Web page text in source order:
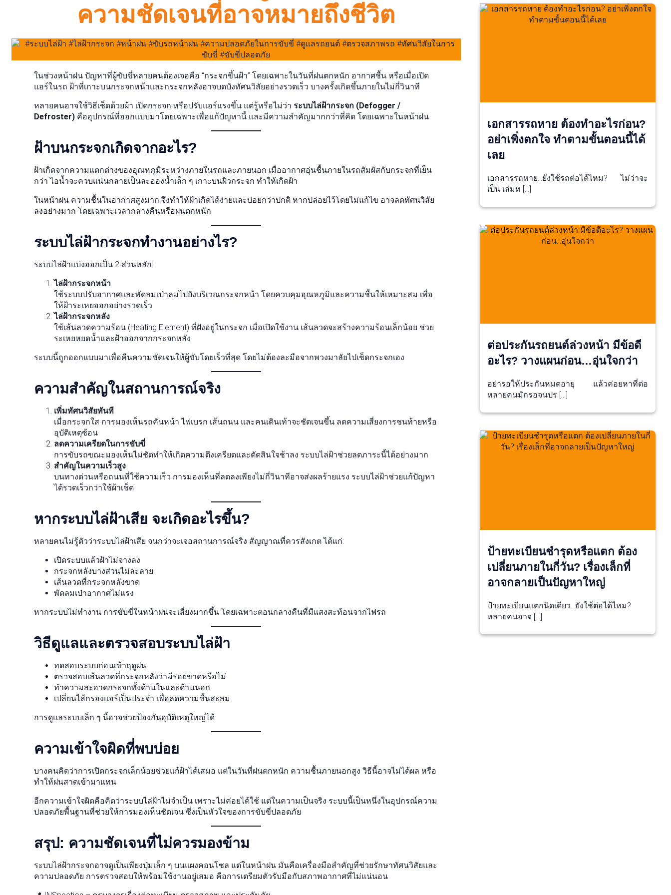
ความชัดเจนที่อาจหมายถึงชีวิต
ในช่วงหน้าฝน ปัญหาที่ผู้ขับขี่หลายคนต้องเจอคือ “กระจกขึ้นฝ้า” โดยเฉพาะในวันที่ฝนตกหนัก อากาศชื้น หรือเมื่อเปิด
แอร์ในรถ ฝ้าที่เกาะบนกระจกหน้าและกระจกหลังอาจบดบังทัศนวิสัยอย่างรวดเร็ว บางครั้งเกิดขึ้นภายในไม่กี่วินาที
หลายคนอาจใช้วิธีเช็ดด้วยผ้า เปิดกระจก หรือปรับแอร์แรงขึ้น แต่รู้หรือไม่ว่า ระบบไล่ฝ้ากระจก (Defogger /
Defroster)คืออุปกรณ์ที่ออกแบบมาโดยเฉพาะเพื่อแก้ปัญหานี้ และมีความสำคัญมากกว่าที่คิด โดยเฉพาะในหน้าฝน
ฝ้าบนกระจกเกิดจากอะไร?
ฝ้าเกิดจากความแตกต่างของอุณหภูมิระหว่างภายในรถและภายนอก เมื่ออากาศอุ่นชื้นภายในรถสัมผัสกับกระจกที่เย็น
กว่า ไอน้ำจะควบแน่นกลายเป็นละอองน้ำเล็ก ๆ เกาะบนผิวกระจก ทำให้เกิดฝ้า
ในหน้าฝน ความชื้นในอากาศสูงมาก จึงทำให้ฝ้าเกิดได้ง่ายและบ่อยกว่าปกติ หากปล่อยไว้โดยไม่แก้ไข อาจลดทัศนวิสัย
ลงอย่างมาก โดยเฉพาะเวลากลางคืนหรือฝนตกหนัก
ระบบไล่ฝ้ากระจกทำงานอย่างไร?
ระบบไล่ฝ้าแบ่งออกเป็น 2 ส่วนหลัก:
ไล่ฝ้ากระจกหน้า
ใช้ระบบปรับอากาศและพัดลมเป่าลมไปยังบริเวณกระจกหน้า โดยควบคุมอุณหภูมิและความชื้นให้เหมาะสม เพื่อ
ให้ฝ้าระเหยออกอย่างรวดเร็ว
ไล่ฝ้ากระจกหลัง
ใช้เส้นลวดความร้อน (Heating Element) ที่ฝังอยู่ในกระจก เมื่อเปิดใช้งาน เส้นลวดจะสร้างความร้อนเล็กน้อย ช่วย
ระเหยหยดน้ำและฝ้าออกจากกระจกหลัง
ระบบนี้ถูกออกแบบมาเพื่อคืนความชัดเจนให้ผู้ขับโดยเร็วที่สุด โดยไม่ต้องละมือจากพวงมาลัยไปเช็ดกระจกเอง
ความสำคัญในสถานการณ์จริง
เพิ่มทัศนวิสัยทันที
เมื่อกระจกใส การมองเห็นรถคันหน้า ไฟเบรก เส้นถนน และคนเดินเท้าจะชัดเจนขึ้น ลดความเสี่ยงการชนท้ายหรือ
อุบัติเหตุซ้อน
ลดความเครียดในการขับขี่
การขับรถขณะมองเห็นไม่ชัดทำให้เกิดความตึงเครียดและตัดสินใจช้าลง ระบบไล่ฝ้าช่วยลดภาระนี้ได้อย่างมาก
สำคัญในความเร็วสูง
บนทางด่วนหรือถนนที่ใช้ความเร็ว การมองเห็นที่ลดลงเพียงไม่กี่วินาทีอาจส่งผลร้ายแรง ระบบไล่ฝ้าช่วยแก้ปัญหา
ได้รวดเร็วกว่าใช้ผ้าเช็ด
หากระบบไล่ฝ้าเสีย จะเกิดอะไรขึ้น?
หลายคนไม่รู้ตัวว่าระบบไล่ฝ้าเสีย จนกว่าจะเจอสถานการณ์จริง สัญญาณที่ควรสังเกต ได้แก่:
เปิดระบบแล้วฝ้าไม่จางลง
กระจกหลังบางส่วนไม่ละลาย
เส้นลวดที่กระจกหลังขาด
พัดลมเป่าอากาศไม่แรง
หากระบบไม่ทำงาน การขับขี่ในหน้าฝนจะเสี่ยงมากขึ้น โดยเฉพาะตอนกลางคืนที่มีแสงสะท้อนจากไฟรถ
วิธีดูแลและตรวจสอบระบบไล่ฝ้า
ทดสอบระบบก่อนเข้าฤดูฝน
ตรวจสอบเส้นลวดที่กระจกหลังว่ามีรอยขาดหรือไม่
ทำความสะอาดกระจกทั้งด้านในและด้านนอก
เปลี่ยนไส้กรองแอร์เป็นประจำ เพื่อลดความชื้นสะสม
การดูแลระบบเล็ก ๆ นี้อาจช่วยป้องกันอุบัติเหตุใหญ่ได้
ความเข้าใจผิดที่พบบ่อย
บางคนคิดว่าการเปิดกระจกเล็กน้อยช่วยแก้ฝ้าได้เสมอ แต่ในวันที่ฝนตกหนัก ความชื้นภายนอกสูง วิธีนี้อาจไม่ได้ผล หรือ
ทำให้ฝนสาดเข้ามาแทน
อีกความเข้าใจผิดคือคิดว่าระบบไล่ฝ้าไม่จำเป็น เพราะไม่ค่อยได้ใช้ แต่ในความเป็นจริง ระบบนี้เป็นหนึ่งในอุปกรณ์ความ
ปลอดภัยพื้นฐานที่ช่วยให้การมองเห็นชัดเจน ซึ่งเป็นหัวใจของการขับขี่ปลอดภัย
สรุป: ความชัดเจนที่ไม่ควรมองข้าม
ระบบไล่ฝ้ากระจกอาจดูเป็นเพียงปุ่มเล็ก ๆ บนแผงคอนโซล แต่ในหน้าฝน มันคือเครื่องมือสำคัญที่ช่วยรักษาทัศนวิสัยและ
ความปลอดภัย การตรวจสอบให้พร้อมใช้งานอยู่เสมอ คือการเตรียมตัวรับมือกับสภาพอากาศที่ไม่แน่นอน
เอกสารรถหาย ต้องทำอะไรก่อน?
อย่าเพิ่งตกใจ ทำตามขั้นตอนนี้ได้
เลย
เอกสารรถหาย…ยังใช้รถต่อได้ไหม? ไม่ว่าจะ
เป็น เล่มท […]
ต่อประกันรถยนต์ล่วงหน้า มีข้อดี
อะไร? วางแผนก่อน…อุ่นใจกว่า
อย่ารอให้ประกันหมดอายุ แล้วค่อยหาที่ต่อ
หลายคนมักรอจนปร […]
ป้ายทะเบียนชำรุดหรือแตก ต้อง
เปลี่ยนภายในกี่วัน? เรื่องเล็กที่
อาจกลายเป็นปัญหาใหญ่
ป้ายทะเบียนแตกนิดเดียว…ยังใช้ต่อได้ไหม?
หลายคนอาจ […]